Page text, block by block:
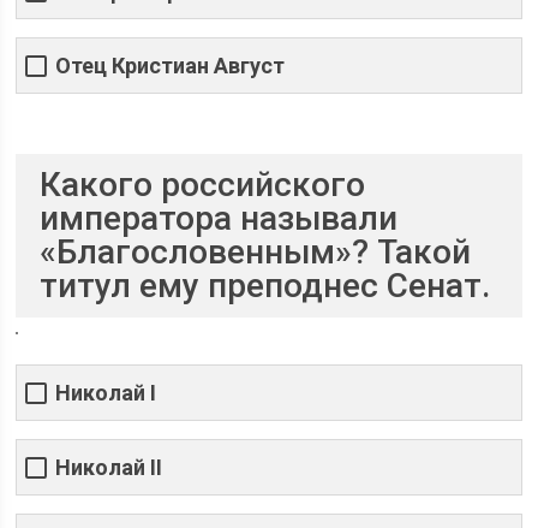
Отец Кристиан Август
Какого российского
императора называли
«Благословенным»? Такой
титул ему преподнес Сенат.
Николай I
Николай II